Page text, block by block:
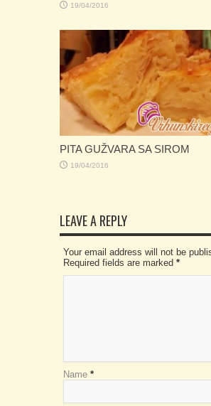
19/04/2016
PITA GUŽVARA SA SIROM
19/04/2016
LEAVE A REPLY
Your email address will not be
Required fields are marked *
Name *